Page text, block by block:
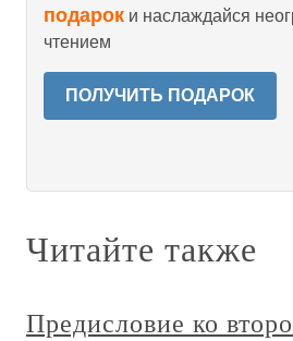
подарок и наслаждайся
чтением
ПОЛУЧИТЬ ПОДАРОК
Читайте также
Предисловие ко